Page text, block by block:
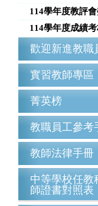
歡迎新進教職
實習教師專區
菁英榜
教職員工參考
教師法律手冊
中等學校任教
師證書對照表